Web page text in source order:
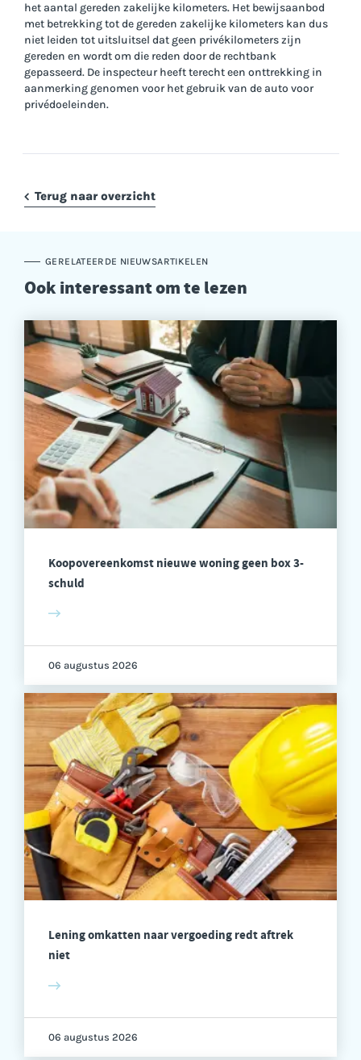
het aantal gereden zakelijke kilometers. Het bewijsaanbod
met betrekking tot de gereden zakelijke kilometers kan dus
niet leiden tot uitsluitsel dat geen privékilometers zijn
gereden en wordt om die reden door de rechtbank
gepasseerd. De inspecteur heeft terecht een onttrekking in
aanmerking genomen voor het gebruik van de auto voor
privédoeleinden.
Terug naar overzicht
GERELATEERDE NIEUWSARTIKELEN
Ook interessant om te lezen
Koopovereenkomst nieuwe woning geen box 3-
schuld
06 augustus 2026
Lening omkatten naar vergoeding redt aftrek
niet
06 augustus 2026